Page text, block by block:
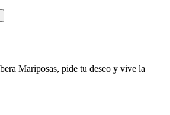
Mariposas, pide tu deseo y vive la